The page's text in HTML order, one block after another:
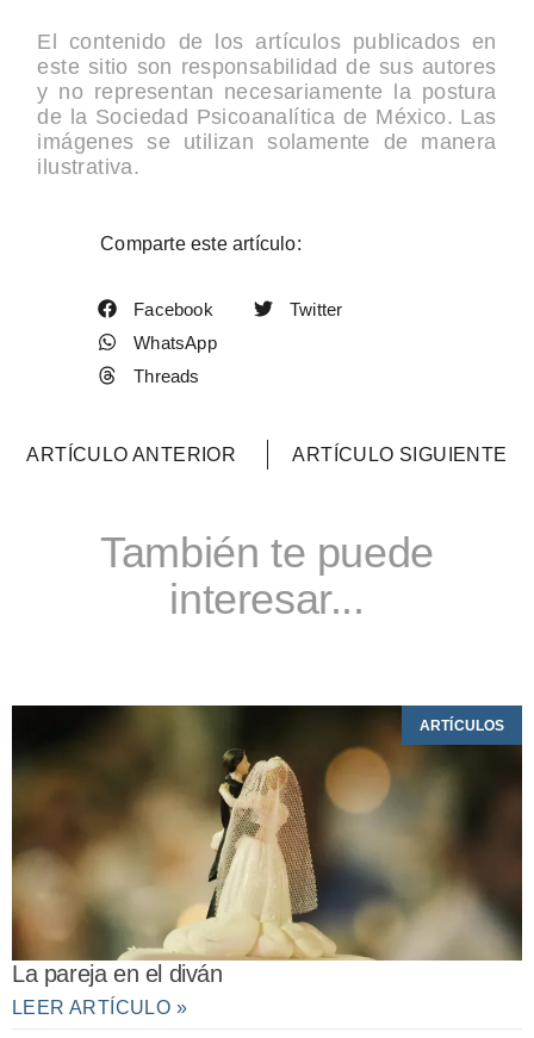
El contenido de los artículos publicados en
este sitio son responsabilidad de sus autores
y no representan necesariamente la postura
de la Sociedad Psicoanalítica de México. Las
imágenes se utilizan solamente de manera
ilustrativa.
Comparte este artículo:
Facebook
Twitter
WhatsApp
Threads
ARTÍCULO ANTERIOR ARTÍCULO SIGUIENTE
También te puede
interesar...
ARTÍCULOS
La pareja en el diván
LEER ARTÍCULO »